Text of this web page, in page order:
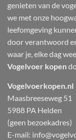
genieten van de
we met onze
leefomgeving
door verantwoord
waar je, elke dag
Vogelvoer kopen
Vogelvoerkopen.nl
Maasbreeseweg 51
5988 PA Helden
(geen bezoekadres)
E-mail: